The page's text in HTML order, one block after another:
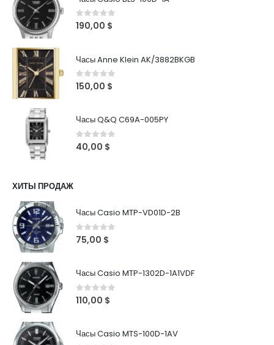
0out of 5
190,00 $
Часы Anne Klein AK/3882BKGB
0out of 5
150,00 $
Часы Q&Q C69A-005PY
0 out of 5
40,00 $
ХИТЫ ПРОДАЖ
Часы Casio MTP-VD01D-2B
0out of 5
75,00 $
Часы Casio MTP-1302D-1A1VDF
0out of 5
110,00 $
Часы Casio MTS-100D-1AV